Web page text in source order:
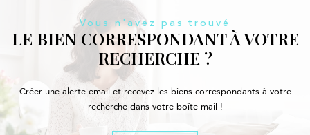
Vous n'avez pas trouvé
LE BIEN CORRESPONDANT À VOTRE
RECHERCHE ?
Créer une alerte email et recevez les biens correspondants à votre
recherche dans votre boîte mail !